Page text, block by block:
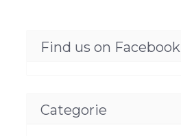
Find us on Facebook
Categorie